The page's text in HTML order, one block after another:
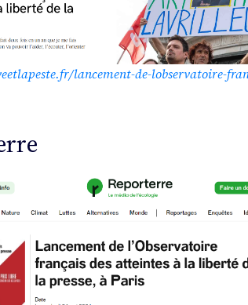
lancement-de-lobservatoire-